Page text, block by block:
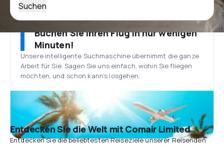
Suchen
Buchen Sie Ihren Flug in nur wenigen
Minuten!
Unsere intelligente Suchmaschine übernimmt die ganze
Arbeit für Sie. Sagen Sie uns einfach, wohin Sie fliegen
möchten, und schon kann’s losgehen.
Entdecken Sie die Welt mit Comair Limited
Entdecken Sie die beliebtesten Reiseziele unserer Reisenden